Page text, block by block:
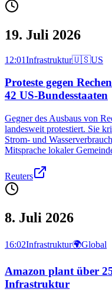
19. Juli 2026
12:01Infrastruktur🇺🇸US
Proteste gegen
42 US-Bundesstaaten
Gegner des Ausbaus von
landesweit protestiert. Sie
Strom- und
Mitsprache lokaler
Reuters
8. Juli 2026
16:02Infrastruktur🌍Global
Amazon plant über
Infrastruktur